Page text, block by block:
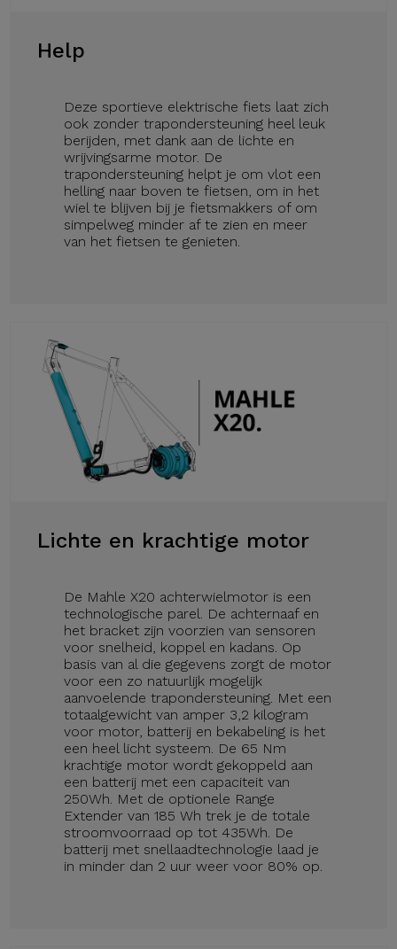
Help
Deze sportieve elektrische fiets laat zich
ook zonder trapondersteuning heel leuk
berijden, met dank aan de lichte en
wrijvingsarme motor. De
trapondersteuning helpt je om vlot een
helling naar boven te fietsen, om in het
wiel te blijven bij je fietsmakkers of om
simpelweg minder af te zien en meer
van het fietsen te genieten.
Lichte en krachtige motor
De Mahle X20 achterwielmotor is een
technologische parel. De achternaaf en
het bracket zijn voorzien van sensoren
voor snelheid, koppel en kadans. Op
basis van al die gegevens zorgt de motor
voor een zo natuurlijk mogelijk
aanvoelende trapondersteuning. Met een
totaalgewicht van amper 3,2 kilogram
voor motor, batterij en bekabeling is het
een heel licht systeem. De 65 Nm
krachtige motor wordt gekoppeld aan
een batterij met een capaciteit van
250Wh. Met de optionele Range
Extender van 185 Wh trek je de totale
stroomvoorraad op tot 435Wh. De
batterij met snellaadtechnologie laad je
in minder dan 2 uur weer voor 80% op.